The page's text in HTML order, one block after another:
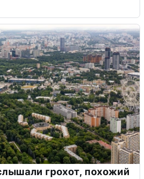
грохот, похожий